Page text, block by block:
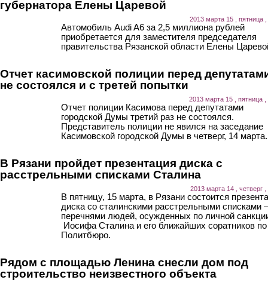
губернатора Елены Царевой
2013 марта 15 , пятница ,
Автомобиль Audi A6 за 2,5 миллиона рублей
приобретается для заместителя председателя
правительства Рязанской области Елены
Отчет касимовской полиции перед
не состоялся и с третей попытки
2013 марта 15 , пятница ,
Отчет полиции Касимова перед депутатами
городской Думы третий раз не состоялся.
Представитель полиции не явился на заседание
Касимовской городской Думы в четверг, 14 марта.
В Рязани пройдет презентация диска с
расстрельными списками Сталина
2013 марта 14 , четверг ,
В пятницу, 15 марта, в Рязани состоится
диска со сталинскими расстрельными списками –
перечнями людей, осужденных по личной
Иосифа Сталина и его ближайших соратников по
Политбюро.
Рядом с площадью Ленина снесли дом под
строительство неизвестного объекта